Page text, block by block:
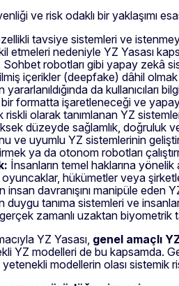
ve risk odaklı bir yaklaşımı
tavsiye sistemleri ve
etmeleri nedeniyle YZ Yasası
Sohbet robotları gibi yapay zekâ
içerikler (deepfake) dâhil
yararlanıldığında da
formatta işaretleneceği ve
riskli olarak tanımlanan YZ
düzeyde sağlamlık, doğruluk
ve uyumlu YZ sistemlerinin
ya da otonom robotları
İnsanların temel haklarına
oyuncaklar, hükümetler veya
insan davranışını manipüle eden
duygu tanıma sistemleri ve
zamanlı uzaktan biyometrik
YZ Yasası, genel amaçlı
YZ modelleri de bu kapsamda.
modellerin olası sistemik